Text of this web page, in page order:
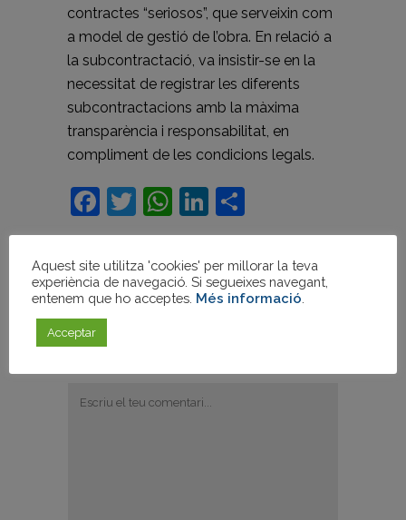
contractes “seriosos”, que serveixin com
a model de gestió de l’obra. En relació a
la subcontractació, va insistir-se en la
necessitat de registrar les diferents
subcontractacions amb la màxima
transparència i responsabilitat, en
compliment de les condicions legals.
Facebook
Twitter
WhatsApp
LinkedIn
Aquest site utilitza 'cookies' per millorar la teva
experiència de navegació. Si segueixes navegant,
entenem que ho acceptes. Més informació
Acceptar